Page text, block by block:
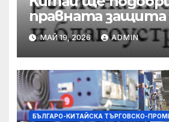
правната защита
предприятията,
съсредоточи
борбата с
корпоративната
престъпност
МАЙ 19, 2026 ADMIN
БЪЛГАРО-КИТАЙСКА ТЪРГОВСКО-